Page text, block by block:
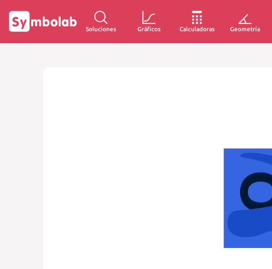
Soluciones Gráficos Calculadoras Geometría